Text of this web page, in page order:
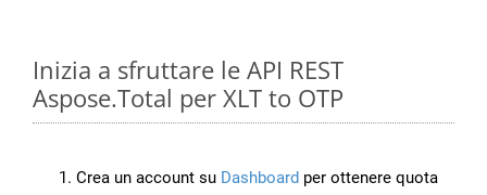
Inizia a sfruttare le API REST
Aspose.Total per XLT to OTP
Crea un account su Dashboard per ottenere quota